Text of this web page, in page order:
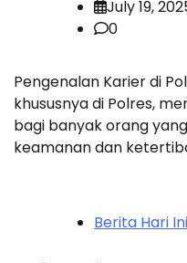
July 19,
0
Pengenalan Karier di
khususnya di Polres,
bagi banyak orang
keamanan dan
Berita Hari Ini